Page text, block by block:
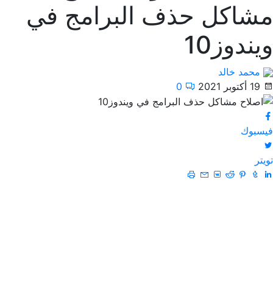
مشاكل حذف البرامج في
ويندوز10
محمد خالد
19 أكتوبر 2021
0
فيسبوك
تويتر